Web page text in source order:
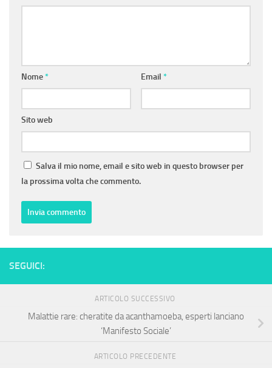
Nome* Email *
Sito web
Salva il mio nome, email e sito web in questo browser per
la prossima volta che commento.
SEGUICI:
ARTICOLO SUCCESSIVO
Malattie rare: cheratite da acanthamoeba, esperti lanciano
‘Manifesto Sociale’
ARTICOLO PRECEDENTE